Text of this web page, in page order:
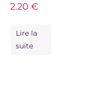
2.20 €
Lire la
suite